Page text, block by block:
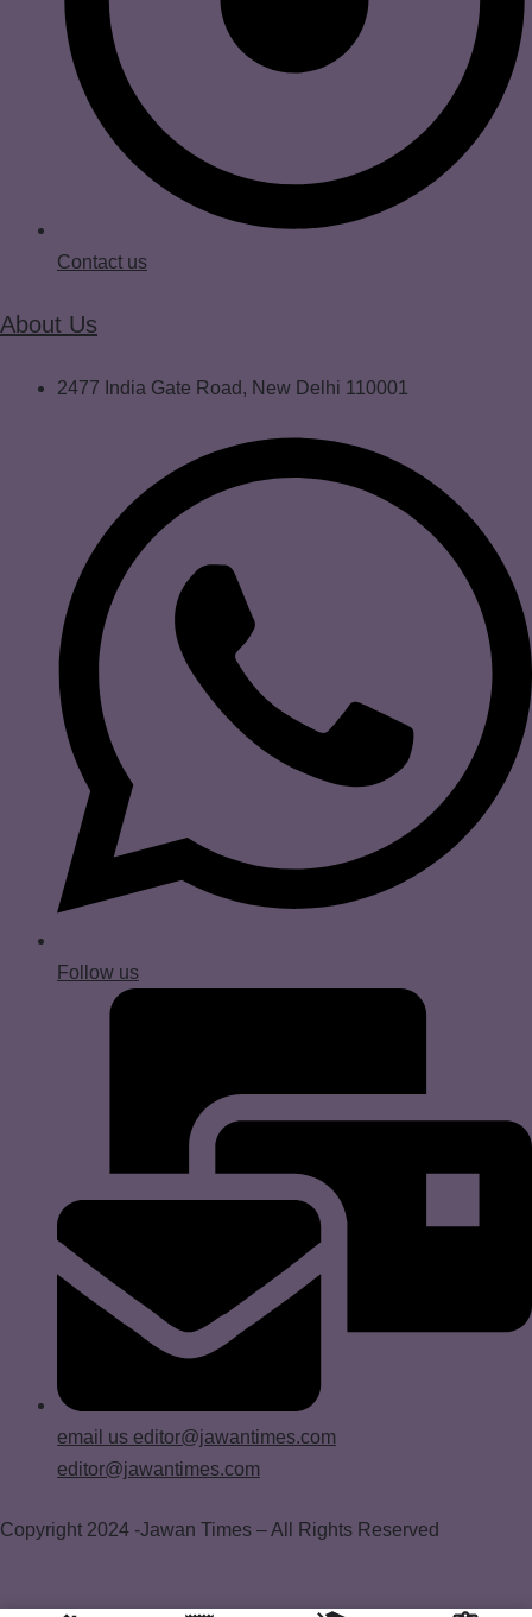
Contact us
About Us
2477 India Gate Road, New Delhi 110001
Follow us
email us editor@jawantimes.com
editor@jawantimes.com
Copyright 2024 -Jawan Times – All Rights Reserved